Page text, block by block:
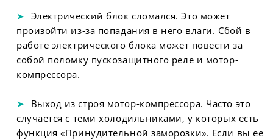
Электрический блок сломался. Это может
произойти из-за попадания в него влаги. Сбой в
работе электрического блока может повести за
собой поломку пускозащитного реле и мотор-
компрессора.
Выход из строя мотор-компрессора. Часто это
случается с теми холодильниками, у которых есть
функция «Принудительной заморозки». Если вы ее